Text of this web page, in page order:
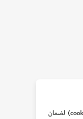
يستخدم هذا الموقع ملفات تعريف الارتباط (cookies) لضمان